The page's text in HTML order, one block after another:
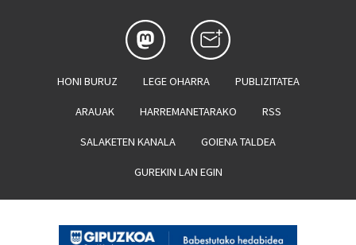
HONI BURUZ LEGE OHARRA PUBLIZITATEA
ARAUAK HARREMANETARAKO RSS
SALAKETEN KANALA GOIENA TALDEA
GUREKIN LAN EGIN